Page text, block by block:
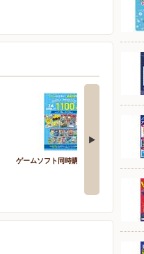
ゲームソフト同時購入割！